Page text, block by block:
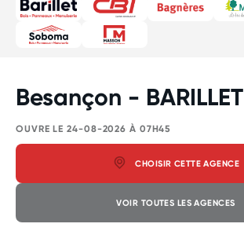
Besançon - BARILLET
OUVRE LE 24-08-2026 À 07H45
CHOISIR CETTE AGENCE
VOIR TOUTES LES AGENCES